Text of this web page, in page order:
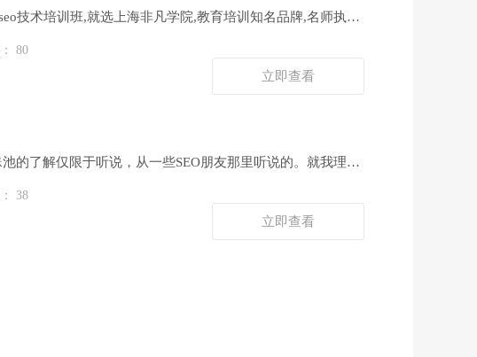
技术培训班,就选上海非凡学院,教育培训知名品牌,名师执
80
立即查看
的了解仅限于听说，从一些SEO朋友那里听说的。就我理
质量的，采集、拼接、伪原创为主，所以搜索引擎蜘蛛一进
站上，出不去了。从朋友的实践经验看，确实可以做到让百
38
立即查看